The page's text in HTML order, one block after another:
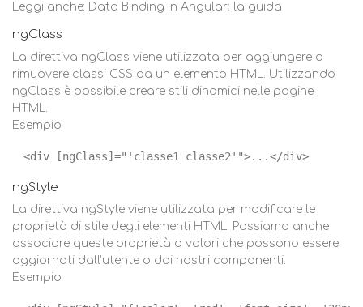
Leggi anche: Data Binding in Angular: la guida
ngClass
La direttiva ngClass viene utilizzata per aggiungere o
rimuovere classi CSS da un elemento HTML. Utilizzando
ngClass è possibile creare stili dinamici nelle pagine
HTML.
Esempio:
<div [ngClass]="'classe1 classe2'">...</div>
ngStyle
La direttiva ngStyle viene utilizzata per modificare le
proprietà di stile degli elementi HTML. Possiamo anche
associare queste proprietà a valori che possono essere
aggiornati dall’utente o dai nostri componenti.
Esempio: